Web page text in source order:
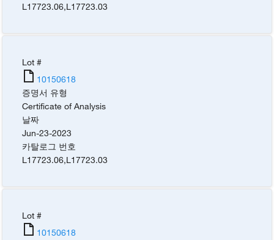
L17723.06,L17723.03
Lot #
10150618
증명서 유형
Certificate of Analysis
날짜
Jun-23-2023
카탈로그 번호
L17723.06,L17723.03
Lot #
10150618